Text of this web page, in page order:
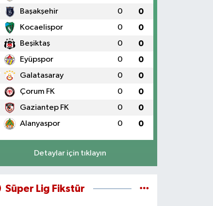
Başakşehir 0 0
Kocaelispor 0 0
Beşiktaş 0 0
Eyüpspor 0 0
Galatasaray 0 0
Çorum FK 0 0
Gaziantep FK 0 0
Alanyaspor 0 0
Detaylar için tıklayın
Süper Lig Fikstür